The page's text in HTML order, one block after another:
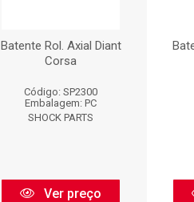
Batente Rol. Axial Diant
Corsa
Código: SP2300
Embalagem: PC
SHOCK PARTS
Ver preço